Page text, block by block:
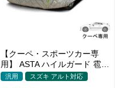
【クーペ・スポーツカー専
用】 ASTA ハイルガード 雹対
策車両ボディカバー 5層構造
汎用 スズキ アルト対応